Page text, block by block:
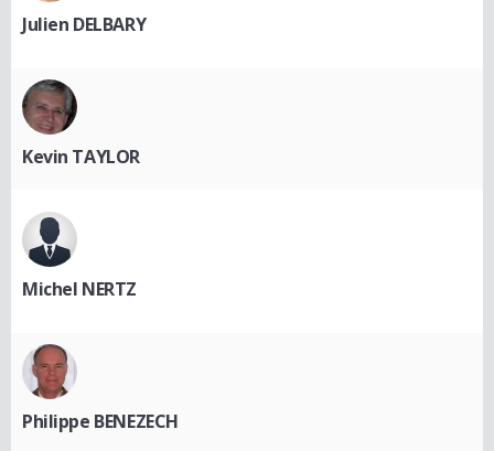
Julien DELBARY
Kevin TAYLOR
Michel NERTZ
Philippe BENEZECH